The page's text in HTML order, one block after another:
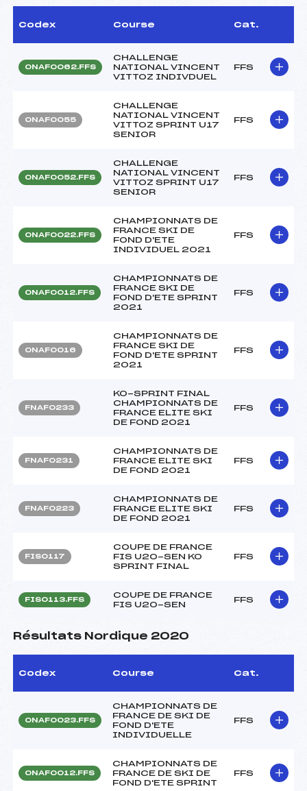
Codex Course Cat.
ONAF0062.FFS
CHALLENGE
NATIONAL VINCENT
VITTOZ INDIVDUEL
FFS
ONAF0055
CHALLENGE
NATIONAL VINCENT
VITTOZ SPRINT U17
SENIOR
FFS
ONAF0052.FFS
CHALLENGE
NATIONAL VINCENT
VITTOZ SPRINT U17
SENIOR
FFS
ONAF0022.FFS
CHAMPIONNATS DE
FRANCE SKI DE
FOND D'ETE
INDIVIDUEL 2021
FFS
ONAF0012.FFS
CHAMPIONNATS DE
FRANCE SKI DE
FOND D'ETE SPRINT
2021
FFS
ONAF0016
CHAMPIONNATS DE
FRANCE SKI DE
FOND D'ETE SPRINT
2021
FFS
FNAF0233
KO-SPRINT FINAL
CHAMPIONNATS DE
FRANCE ELITE SKI
DE FOND 2021
FFS
FNAF0231
CHAMPIONNATS DE
FRANCE ELITE SKI
DE FOND 2021
FFS
FNAF0223
CHAMPIONNATS DE
FRANCE ELITE SKI
DE FOND 2021
FFS
FIS0117
COUPE DE FRANCE
FIS U20-SEN KO
SPRINT FINAL
FFS
FIS0113.FFS
COUPE DE FRANCE
FIS U20-SEN
FFS
Résultats Nordique 2020
Codex Course Cat.
ONAF0023.FFS
CHAMPIONNATS DE
FRANCE DE SKI DE
FOND D'ETE
INDIVIDUELLE
FFS
ONAF0012.FFS
CHAMPIONNATS DE
FRANCE DE SKI DE
FOND D'ETE SPRINT
FFS